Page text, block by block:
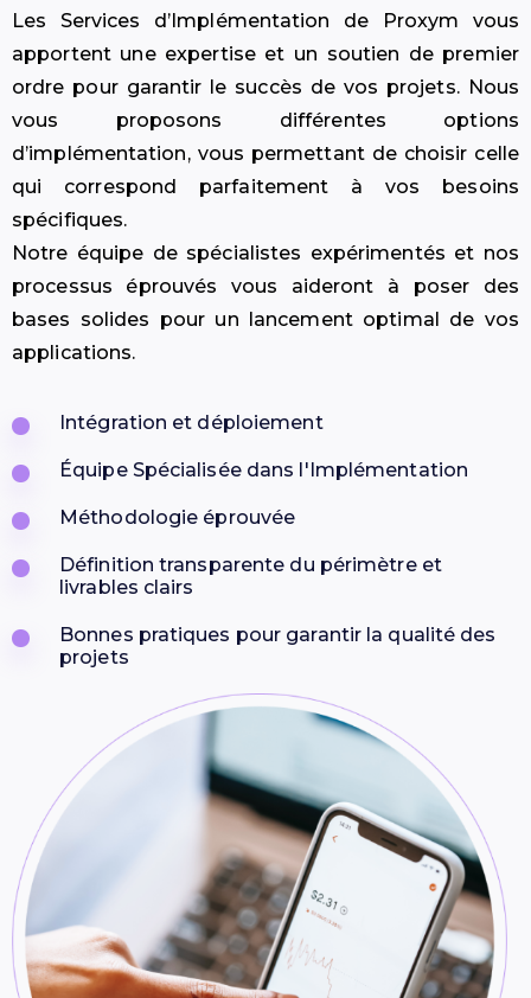
Les Services d’Implémentation de Proxym vous
apportent une expertise et un soutien de premier
ordre pour garantir le succès de vos projets. Nous
vous proposons différentes options
d’implémentation, vous permettant de choisir celle
qui correspond parfaitement à vos besoins
spécifiques.
Notre équipe de spécialistes expérimentés et nos
processus éprouvés vous aideront à poser des
bases solides pour un lancement optimal de vos
applications.
Intégration et déploiement
Équipe Spécialisée dans l'Implémentation
Méthodologie éprouvée
Définition transparente du périmètre et
livrables clairs
Bonnes pratiques pour garantir la qualité des
projets